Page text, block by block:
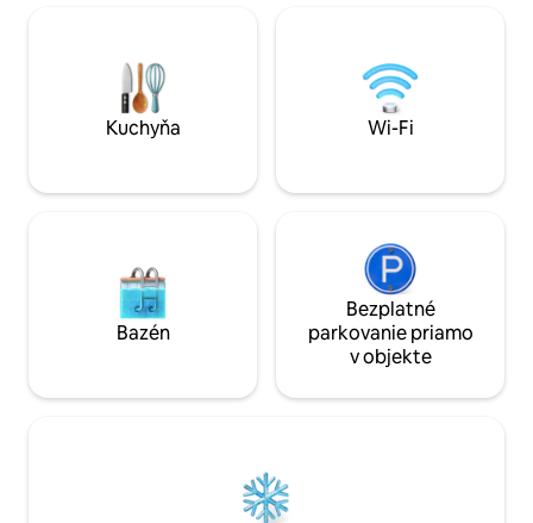
Goe, len 1,5 km od pláže Vagator, kúsok
jazdy od pláže Anjuna, hneď vedľa
dediny Assagao a len kúsok jazdy od
dedín Morjim, Ashwem, Candolim a
reštaurácií,
klubov, kasín,
Kuchyňa Wi-Fi
Bazén
Bezplatné
parkovanie priamo
v objekte